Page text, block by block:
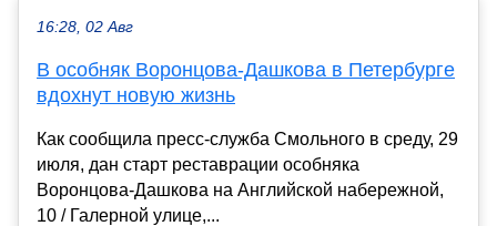
16:28, 02 Авг
В особняк Воронцова-Дашкова в Петербурге
вдохнут новую жизнь
Как сообщила пресс-служба Смольного в среду, 29
июля, дан старт реставрации особняка
Воронцова-Дашкова на Английской набережной,
10 / Галерной улице,...